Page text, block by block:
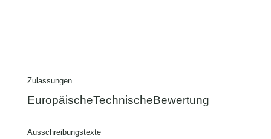
Zulassungen
EuropäischeTechnischeBewertung
Ausschreibungstexte